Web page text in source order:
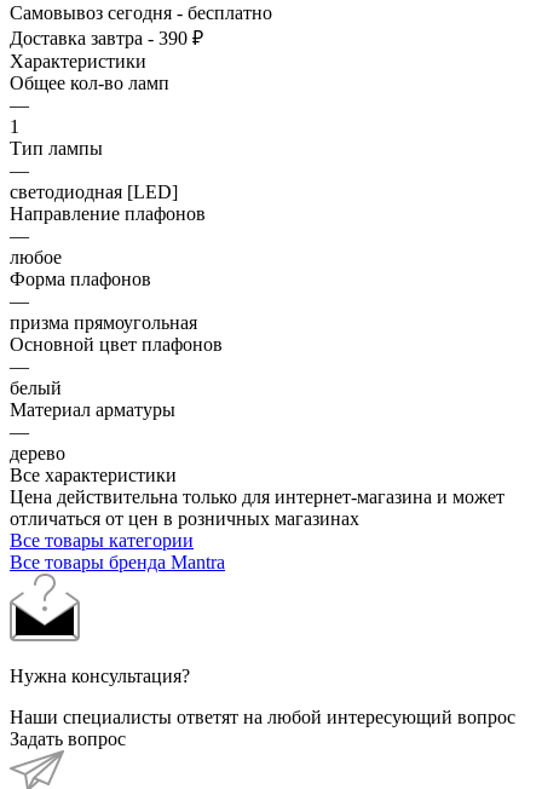
Самовывоз сегодня - бесплатно
Доставка завтра - 390 ₽
Характеристики
Общее кол-во ламп
—
1
Тип лампы
—
светодиодная [LED]
Направление плафонов
—
любое
Форма плафонов
—
призма прямоугольная
Основной цвет плафонов
—
белый
Материал арматуры
—
дерево
Все характеристики
Цена действительна только для интернет-магазина и может
отличаться от цен в розничных магазинах
Все товары категории
Все товары бренда Mantra
Нужна консультация?
Наши специалисты ответят на любой интересующий вопрос
Задать вопрос